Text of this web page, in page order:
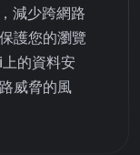
減少跨網路
護您的瀏覽
的資料安
威脅的風